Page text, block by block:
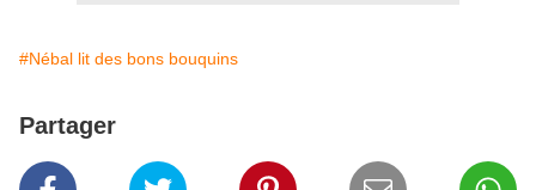
#Nébal lit des bons bouquins
Partager